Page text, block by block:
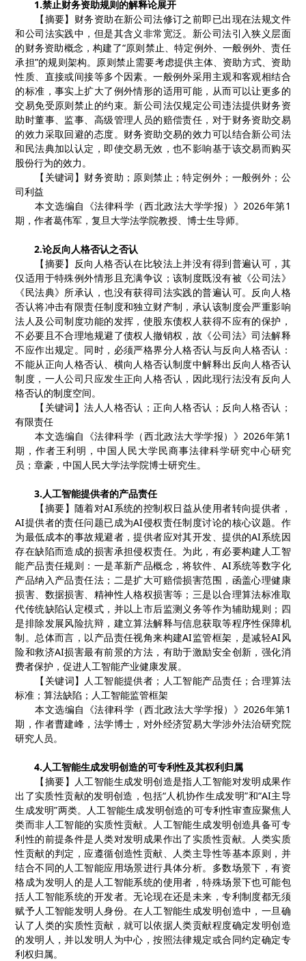
1.禁止财务资助规则的解释论展开
【摘要】财务资助在新公司法修订之前即已出现在法规文件
和公司法实践中，但是其含义非常宽泛。新公司法引入狭义层面
的财务资助概念，构建了“原则禁止、特定例外、一般例外、责任
承担”的规则架构。原则禁止需要考虑提供主体、资助方式、资助
性质、直接或间接等多个因素。一般例外采用主观和客观相结合
的标准，事实上扩大了例外情形的适用可能，从而可以让更多的
交易免受原则禁止的约束。新公司法仅规定公司违法提供财务资
助时董事、监事、高级管理人员的赔偿责任，对于财务资助交易
的效力采取回避的态度。财务资助交易的效力可以结合新公司法
和民法典加以认定，即使交易无效，也不影响基于该交易而购买
股份行为的效力。
【关键词】财务资助；原则禁止；特定例外；一般例外；公
司利益
本文选编自《法律科学（西北政法大学学报）》2026年第1
期，作者葛伟军，复旦大学法学院教授、博士生导师。
2.论反向人格否认之否认
【摘要】反向人格否认在比较法上并没有得到普遍认可，其
仅适用于特殊例外情形且充满争议；该制度既没有被《公司法》
《民法典》所承认，也没有获得司法实践的普遍认可。反向人格
否认将冲击有限责任制度和独立财产制，承认该制度会严重影响
法人及公司制度功能的发挥，使股东债权人获得不应有的保护，
不必要且不合理地规避了债权人撤销权，故《公司法》司法解释
不应作出规定。同时，必须严格界分人格否认与反向人格否认：
不能从正向人格否认、横向人格否认制度中解释出反向人格否认
制度，一人公司只应发生正向人格否认，因此现行法没有反向人
格否认的制度空间。
【关键词】法人人格否认；正向人格否认；反向人格否认；
有限责任
本文选编自《法律科学（西北政法大学学报）》2026年第1
期，作者王利明，中国人民大学民商事法律科学研究中心研究
员；章豪，中国人民大学法学院博士研究生。
3.人工智能提供者的产品责任
【摘要】 随着对AI系统的控制权日益从使用者转向提供者，
AI提供者的责任问题已成为AI侵权责任制度讨论的核心议题。作
为最低成本的事故规避者，提供者应对其开发、提供的AI系统因
存在缺陷而造成的损害承担侵权责任。为此，有必要构建人工智
能产品责任规则：一是革新产品概念，将软件、AI系统等数字化
产品纳入产品责任法；二是扩大可赔偿损害范围，函盖心理健康
损害、数据损害、精神性人格权损害等；三是以合理算法标准取
代传统缺陷认定模式，并以上市后监测义务等作为辅助规则；四
是排除发展风险抗辩，建立算法解释与信息获取等程序性保障机
制。总体而言，以产品责任视角来构建AI监管框架，是减轻AI风
险和救济AI损害最有前景的方法，有助于激励安全创新，强化消
费者保护，促进人工智能产业健康发展。
【 关键词】人工智能提供者；人工智能产品责任；合理算法
标准；算法缺陷；人工智能监管框架
本文选编自《法律科学（西北政法大学学报）》2026年第1
期，作者曹建峰，法学博士，对外经济贸易大学涉外法治研究院
研究人员。
4.人工智能生成发明创造的可专利性及其权利归属
【摘要】 人工智能生成发明创造是指人工智能对发明成果作
出了实质性贡献的发明创造，包括“人机协作生成发明”和“AI主导
生成发明”两类。人工智能生成发明创造的可专利性审查应聚焦人
类而非人工智能的实质性贡献。人工智能生成发明创造具备可专
利性的前提条件是人类对发明成果作出了实质性贡献。人类实质
性贡献的判定，应遵循创造性贡献、人类主导性等基本原则，并
结合不同的人工智能应用场景进行具体分析。多数场景下，有资
格成为发明人的是人工智能系统的使用者，特殊场景下也可能包
括人工智能系统的开发者。无论现在还是未来，专利制度都无须
赋予人工智能发明人身份。在人工智能生成发明创造中，一旦确
认了人类的实质性贡献，就可以依据人类贡献程度确定发明创造
的发明人，并以发明人为中心，按照法律规定或合同约定确定专
利权归属。